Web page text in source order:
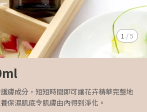
1 /5
膚成分，短短時間即可讓花卉精華完整地
保濕肌底令肌膚由內得到淨化。